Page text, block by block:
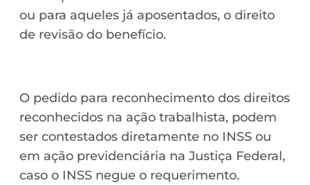
ou para aqueles já aposentados, o direito
de revisão do benefício.
O pedido para reconhecimento dos direitos
reconhecidos na ação trabalhista, podem
ser contestados diretamente no INSS ou
em ação previdenciária na Justiça Federal,
caso o INSS negue o requerimento.